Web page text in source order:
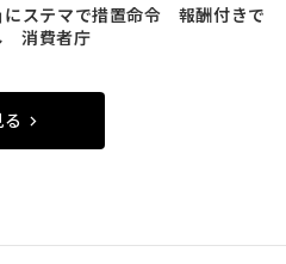
にステマで措置命令 報酬付きで
消費者庁